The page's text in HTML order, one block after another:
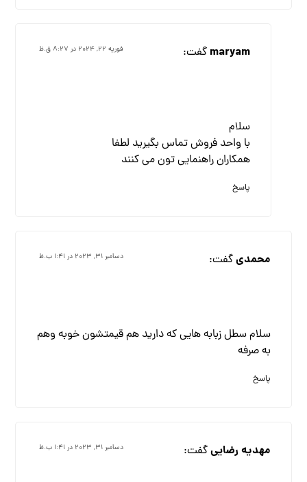
maryam گفت: فوریه ۲۲, ۲۰۲۴ در ۸:۲۷ ق.ظ
سلام
با واحد فروش تماس بگیرید لطفا
همکاران راهنمایی تون می کنند
پاسخ
محمدیگفت: دسامبر ۳۱, ۲۰۲۳ در ۱:۴۱ ب.ظ
سلام سطل زبابه هایی که دارید هم قیمتشون خوبه وهم
به صرفه
پاسخ
مهدیه رضاییگفت: دسامبر ۳۱, ۲۰۲۳ در ۱:۴۱ ب.ظ